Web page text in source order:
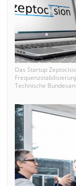
Das Startup
Technische